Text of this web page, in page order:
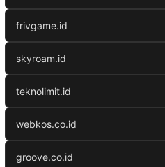
frivgame.id
skyroam.id
teknolimit.id
webkos.co.id
groove.co.id